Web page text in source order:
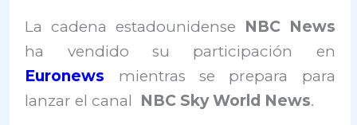
La cadena estadounidense NBC News
ha vendido su participación en
Euronews mientras se prepara para
lanzar el canal NBC Sky World News.